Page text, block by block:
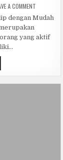
A COMMENTON
MEMUTIHKAN
ANTI
SLIP
dengan Mudah
yang aktif